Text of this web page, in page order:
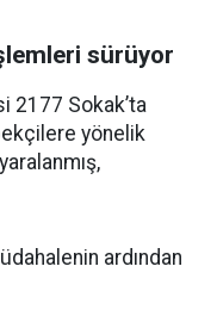
sürüyor
2177 Sokak’ta
yönelik
ardından